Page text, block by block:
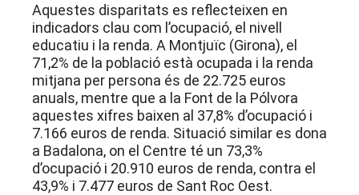
Aquestes disparitats es reflecteixen en
indicadors clau com l’ocupació, el nivell
educatiu i la renda. A Montjuïc (Girona), el
71,2% de la població està ocupada i la renda
mitjana per persona és de 22.725 euros
anuals, mentre que a la Font de la Pólvora
aquestes xifres baixen al 37,8% d’ocupació i
7.166 euros de renda. Situació similar es dona
a Badalona, on el Centre té un 73,3%
d’ocupació i 20.910 euros de renda, contra el
43,9% i 7.477 euros de Sant Roc Oest.